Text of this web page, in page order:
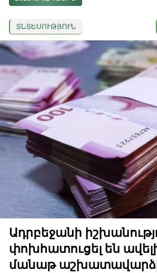
ՏՆՏԵՍՈՒԹՅՈՒՆ
Ադրբեջանի
փոխհատուցել են
մանաթ